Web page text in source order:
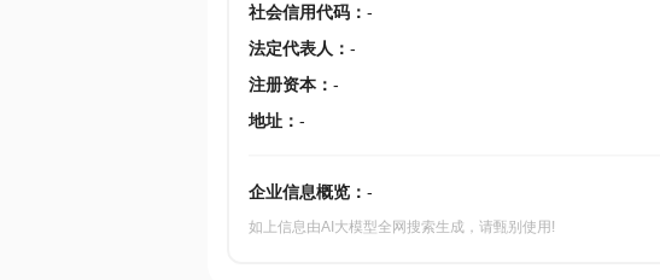
社会信用代码： -
法定代表人 ： -
注册资本： -
地址： -
企业信息概览： -
如上信息由AI大模型全网搜索生成，请甄别使用!